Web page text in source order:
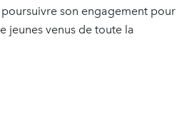
son engagement pour
jeunes venus de toute la